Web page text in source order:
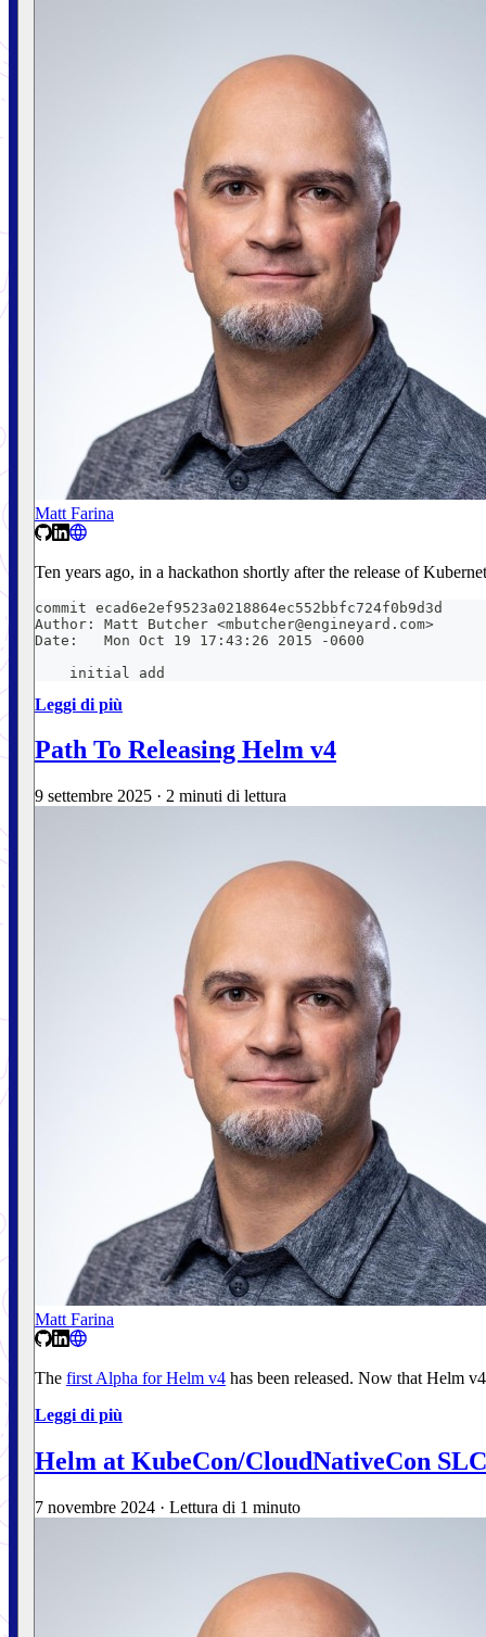
Matt Farina
Ten years ago, in a hackathon shortly after the release of
commit ecad6e2ef9523a0218864ec552bbfc724f0b9d3d
Author: Matt Butcher <mbutcher@engineyard.com>
Date:   Mon Oct 19 17:43:26 2015 -0600
    initial add
Leggi di più
Path To Releasing Helm v4
9 settembre 2025 · 2 minuti di lettura
Matt Farina
The first Alpha for Helm v4 has been released. Now that Helm
Leggi di più
Helm at KubeCon/CloudNativeCon SLC
7 novembre 2024 · Lettura di 1 minuto